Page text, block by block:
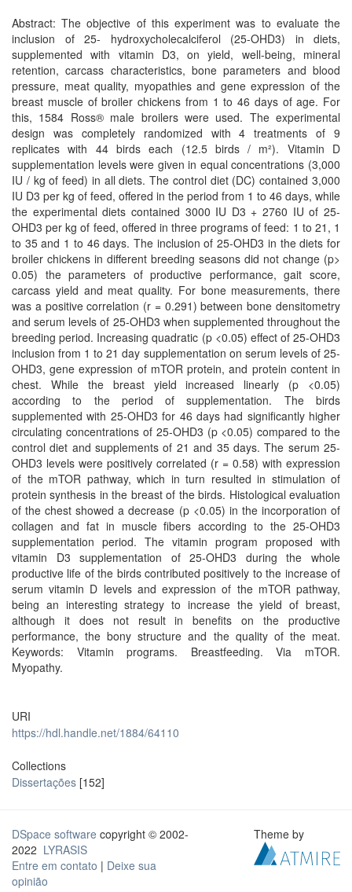
Abstract: The objective of this experiment was to evaluate the
inclusion of 25- hydroxycholecalciferol (25-OHD3) in diets,
supplemented with vitamin D3, on yield, well-being, mineral
retention, carcass characteristics, bone parameters and blood
pressure, meat quality, myopathies and gene expression of the
breast muscle of broiler chickens from 1 to 46 days of age. For
this, 1584 Ross® male broilers were used. The experimental
design was completely randomized with 4 treatments of 9
replicates with 44 birds each (12.5 birds / m²). Vitamin D
supplementation levels were given in equal concentrations (3,000
IU / kg of feed) in all diets. The control diet (DC) contained 3,000
IU D3 per kg of feed, offered in the period from 1 to 46 days, while
the experimental diets contained 3000 IU D3 + 2760 IU of 25-
OHD3 per kg of feed, offered in three programs of feed: 1 to 21, 1
to 35 and 1 to 46 days. The inclusion of 25-OHD3 in the diets for
broiler chickens in different breeding seasons did not change (p>
0.05) the parameters of productive performance, gait score,
carcass yield and meat quality. For bone measurements, there
was a positive correlation (r = 0.291) between bone densitometry
and serum levels of 25-OHD3 when supplemented throughout the
breeding period. Increasing quadratic (p <0.05) effect of 25-OHD3
inclusion from 1 to 21 day supplementation on serum levels of 25-
OHD3, gene expression of mTOR protein, and protein content in
chest. While the breast yield increased linearly (p <0.05)
according to the period of supplementation. The birds
supplemented with 25-OHD3 for 46 days had significantly higher
circulating concentrations of 25-OHD3 (p <0.05) compared to the
control diet and supplements of 21 and 35 days. The serum 25-
OHD3 levels were positively correlated (r = 0.58) with expression
of the mTOR pathway, which in turn resulted in stimulation of
protein synthesis in the breast of the birds. Histological evaluation
of the chest showed a decrease (p <0.05) in the incorporation of
collagen and fat in muscle fibers according to the 25-OHD3
supplementation period. The vitamin program proposed with
vitamin D3 supplementation of 25-OHD3 during the whole
productive life of the birds contributed positively to the increase of
serum vitamin D levels and expression of the mTOR pathway,
being an interesting strategy to increase the yield of breast,
although it does not result in benefits on the productive
performance, the bony structure and the quality of the meat.
Keywords: Vitamin programs. Breastfeeding. Via mTOR.
Myopathy.
URI
https://hdl.handle.net/1884/64110
Collections
Dissertações [152]
DSpace software copyright © 2002-
2022 LYRASIS
Entre em contato | Deixe sua
opinião
Theme by